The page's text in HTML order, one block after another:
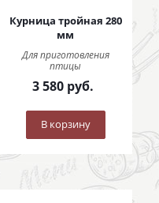
Курница тройная 280
мм
Для приготовления
птицы
3 580руб.
В корзину